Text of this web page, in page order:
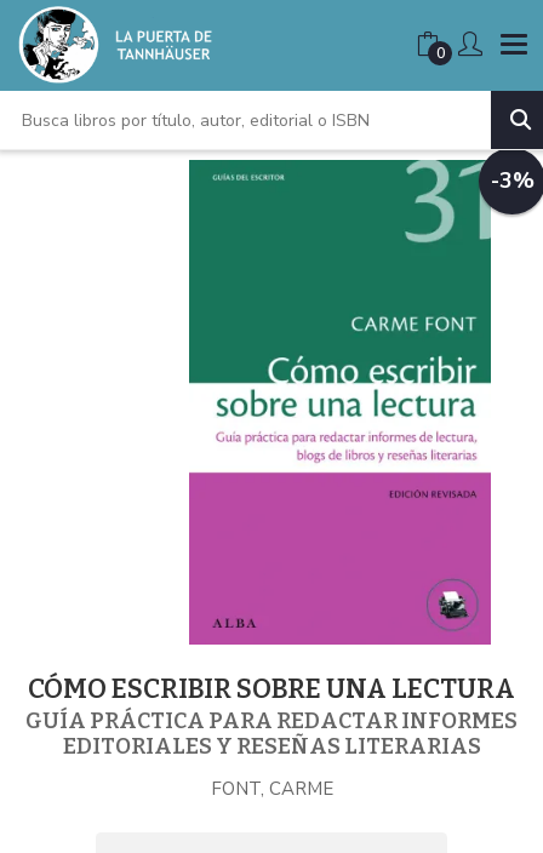
0
-3%
CÓMO ESCRIBIR SOBRE UNA LECTURA
GUÍA PRÁCTICA PARA REDACTAR INFORMES
EDITORIALES Y RESEÑAS LITERARIAS
FONT, CARME